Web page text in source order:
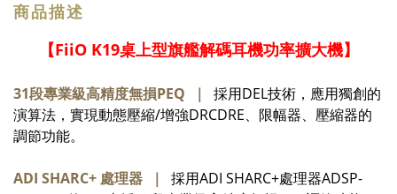
商品描述
【FiiO K19桌上型旗艦解碼耳機功率擴大機】
31段專業級高精度無損PEQ ｜ 採用DEL技術，應用獨創的
演算法，實現動態壓縮/增強DRCDRE、限幅器、壓縮器的
調節功能。
ADI SHARC+ 處理器 ｜ 採用ADI SHARC+處理器ADSP-